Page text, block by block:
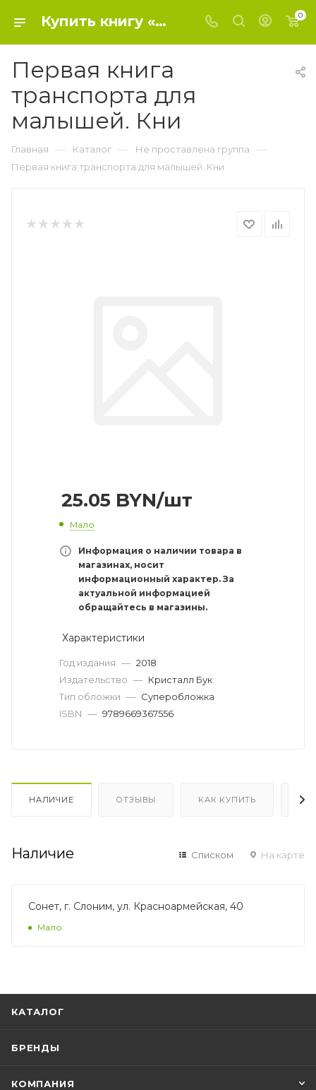
Купить книгу «Первая книга транспорта для малышей. Кни» 2018, - Не проставлена группа 0
Первая книга
транспорта для
малышей. Кни
Главная — Каталог — Не проставлена группа —
Первая книга транспорта для малышей. Кни
25.05 BYN/шт
Мало
Информация о наличии товара в
магазинах, носит
информационный характер. За
актуальной информацией
обращайтесь в магазины.
Характеристики
Год издания — 2018
Издательство — Кристалл Бук
Тип обложки — Суперобложка
ISBN — 9789669367556
НАЛИЧИЕ ОТЗЫВЫ КАК КУПИТЬ
Наличие Списком На карте
Сонет, г. Слоним, ул. Красноармейская, 40
Мало
КАТАЛОГ
БРЕНДЫ
КОМПАНИЯ